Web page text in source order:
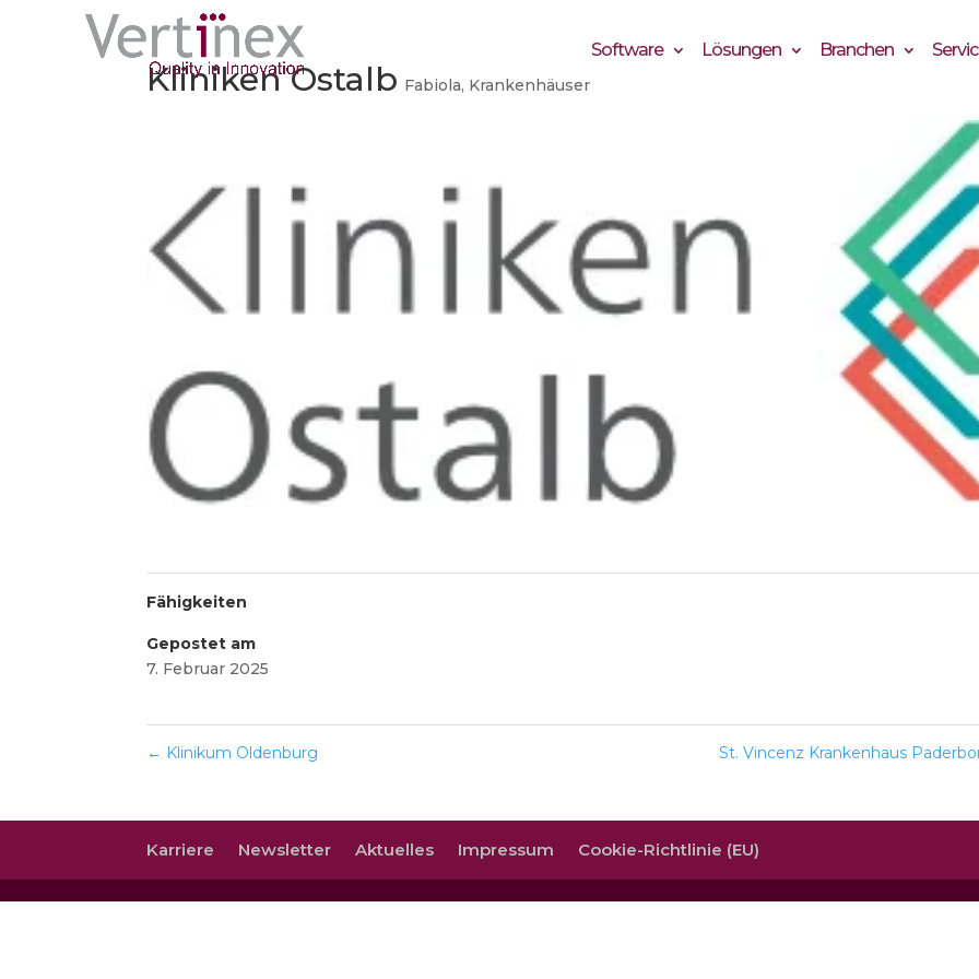
Software Lösungen Branchen
Kliniken Ostalb Fabiola, Krankenhäuser
Fähigkeiten
Gepostet am
7. Februar 2025
← Klinikum Oldenburg St. Vincenz Krankenhaus
Karriere Newsletter Aktuelles Impressum Cookie-Richtlinie (EU)